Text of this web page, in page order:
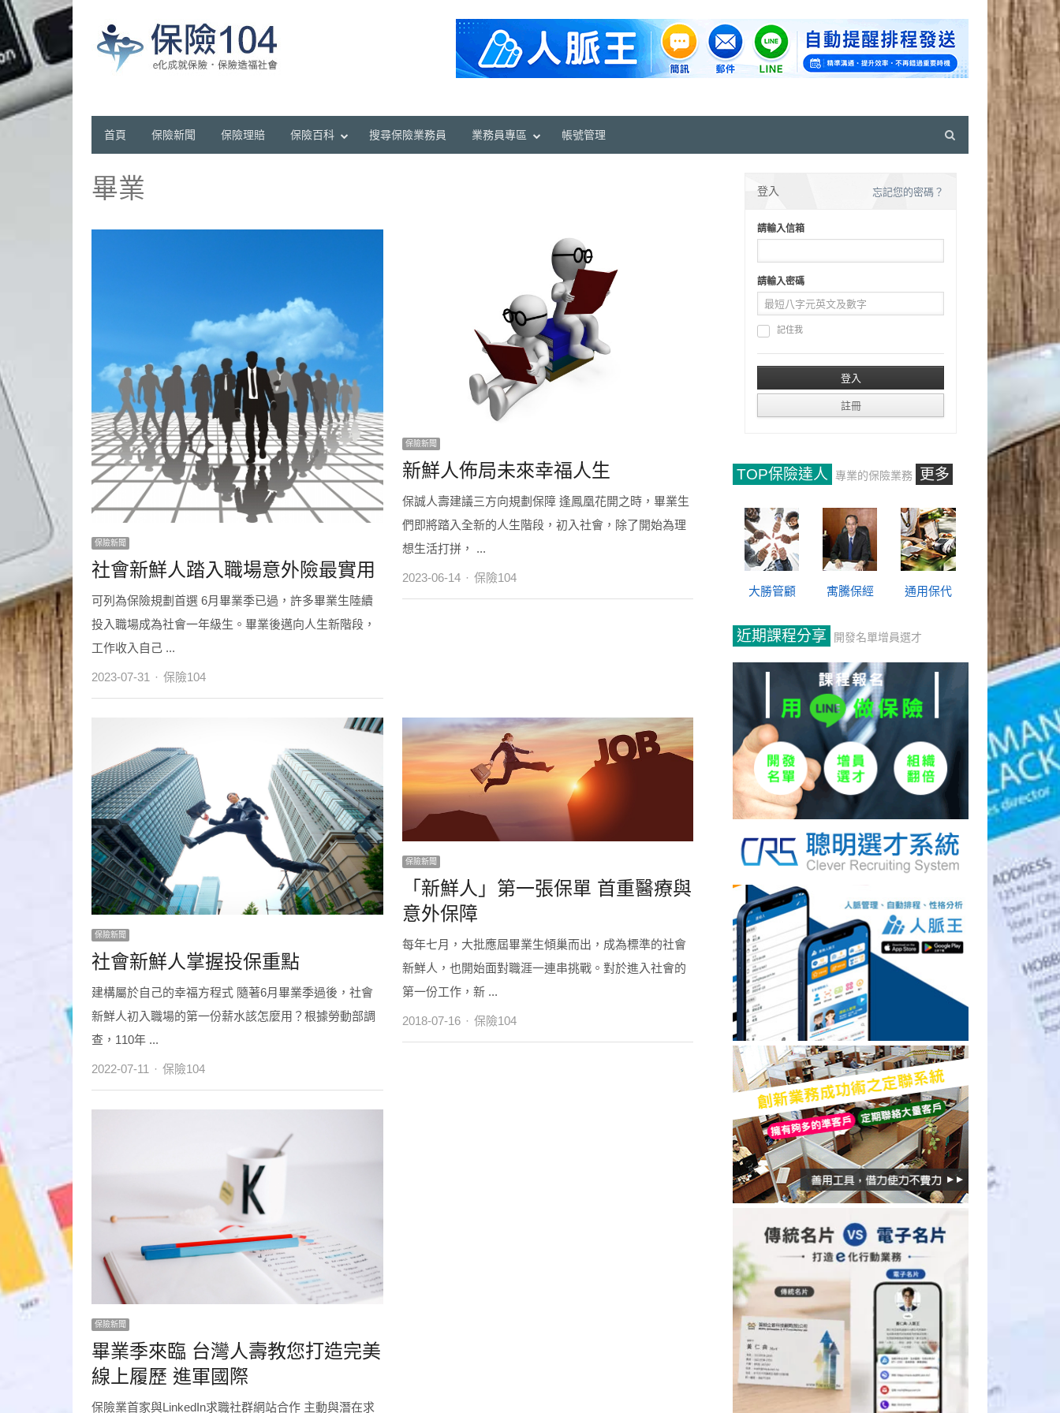
首頁 保險新聞 保險理賠 保險百科 搜尋保險業務員 業務員專區 帳號管理
畢業
保險新聞
社會新鮮人踏入職場意外險最實用
可列為保險規劃首選 6月畢業季已過，許多畢業生陸續
投入職場成為社會一年級生。畢業後邁向人生新階段，
工作收入自己 ...
2023-07-31 Author
保險104
保險新聞
新鮮人佈局未來幸福人生
保誠人壽建議三方向規劃保障 逢鳳凰花開之時，畢業生
們即將踏入全新的人生階段，初入社會，除了開始為理
想生活打拼， ...
2023-06-14 Author
保險104
保險新聞
社會新鮮人掌握投保重點
建構屬於自己的幸福方程式 隨著6月畢業季過後，社會
新鮮人初入職場的第一份薪水該怎麼用？根據勞動部調
查，110年 ...
2022-07-11 Author
保險104
保險新聞
「新鮮人」第一張保單 首重醫療與
意外保障
每年七月，大批應屆畢業生傾巢而出，成為標準的社會
新鮮人，也開始面對職涯一連串挑戰。對於進入社會的
第一份工作，新 ...
2018-07-16 Author
保險104
保險新聞
畢業季來臨 台灣人壽教您打造完美
線上履歷 進軍國際
保險業首家與LinkedIn求職社群網站合作 主動與潛在求
登入 忘記您的密碼？
請輸入信箱
請輸入密碼
記住我
TOP保險達人 專業的保險業務 更多
大勝管顧 寓騰保經 通用保代
近期課程分享 開發名單增員選才